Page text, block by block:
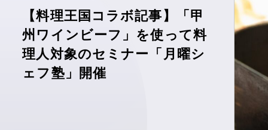
【料理王国コラボ記事】「甲
州ワインビーフ」を使って料
理人対象のセミナー「月曜シ
ェフ塾」開催